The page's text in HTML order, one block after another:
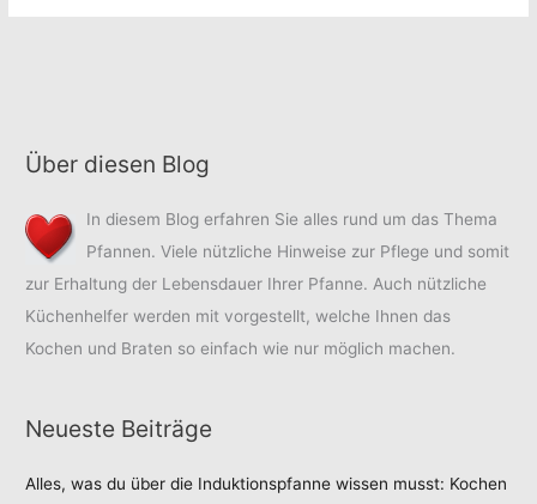
Über diesen Blog
In diesem Blog erfahren Sie alles rund um das Thema
Pfannen. Viele nützliche Hinweise zur Pflege und somit
zur Erhaltung der Lebensdauer Ihrer Pfanne. Auch nützliche
Küchenhelfer werden mit vorgestellt, welche Ihnen das
Kochen und Braten so einfach wie nur möglich machen.
Neueste Beiträge
Alles, was du über die Induktionspfanne wissen musst: Kochen